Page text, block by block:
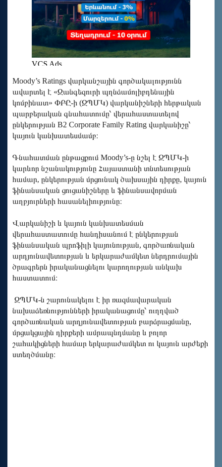
Moody’s Ratings վարկանշային գործակալությունն
ավարտել է «Զանգեզուրի պղնձամոլիբդենային
կոմբինատ» ՓԲԸ-ի (ԶՊՄԿ) վարկանիշների հերթական
պարբերական գնահատումը՝ վերահաստատելով
ընկերության B2 Corporate Family Rating վարկանիշը՝
կայուն կանխատեսմամբ։
Գնահատման ընթացքում Moody’s-ը նշել է ԶՊՄԿ-ի
կարևոր նշանակությունը Հայաստանի տնտեսության
համար, ընկերության մրցունակ ծախսային դիրքը, կայուն
ֆինանսական ցուցանիշները և ֆինանսավորման
աղբյուրների հասանելիությունը։
Վարկանիշի և կայուն կանխատեսման
վերահաստատումը հանդիսանում է ընկերության
ֆինանսական պրոֆիլի կայունության, գործառնական
արդյունավետության և երկարաժամկետ ներդրումային
ծրագրերն իրականացնելու կարողության անկախ
հաստատում։
ԶՊՄԿ-ն շարունակելու է իր ռազմավարական
նախաձեռնությունների իրականացումը՝ ուղղված
գործառնական արդյունավետության բարձրացմանը,
մրցակցային դիրքերի ամրապնդմանը և բոլոր
շահակիցների համար երկարաժամկետ ու կայուն արժեքի
ստեղծմանը։